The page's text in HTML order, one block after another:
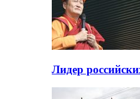
Лидер